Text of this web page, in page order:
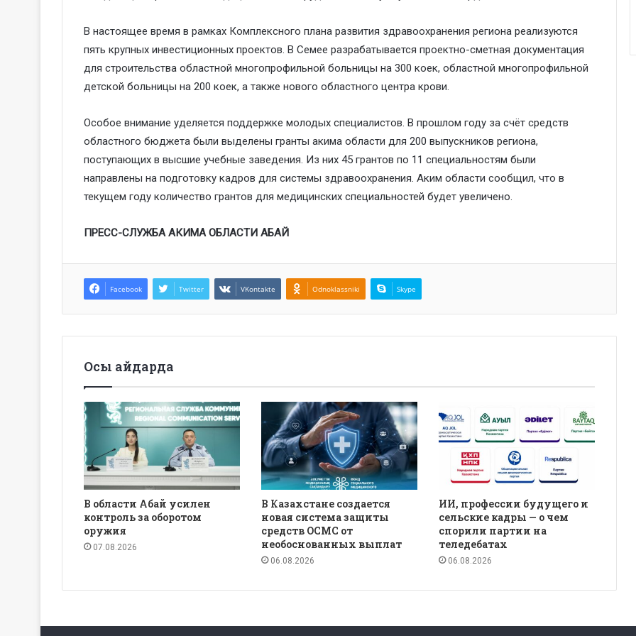
В настоящее время в рамках Комплексного плана развития здравоохранения региона реализуются
пять крупных инвестиционных проектов. В Семее разрабатывается проектно-сметная документация
для строительства областной многопрофильной больницы на 300 коек, областной многопрофильной
детской больницы на 200 коек, а также нового областного центра крови.
Особое внимание уделяется поддержке молодых специалистов. В прошлом году за счёт средств
областного бюджета были выделены гранты акима области для 200 выпускников региона,
поступающих в высшие учебные заведения. Из них 45 грантов по 11 специальностям были
направлены на подготовку кадров для системы здравоохранения. Аким области сообщил, что в
текущем году количество грантов для медицинских специальностей будет увеличено.
ПРЕСС-СЛУЖБА АКИМА ОБЛАСТИ АБАЙ
Facebook Twitter VKontakte Odnoklassniki Skype
Осы айдарда
В области Абай усилен
контроль за оборотом
оружия
07.08.2026
В Казахстане создается
новая система защиты
средств ОСМС от
необоснованных выплат
06.08.2026
ИИ, профессии будущего и
сельские кадры — о чем
спорили партии на
теледебатах
06.08.2026